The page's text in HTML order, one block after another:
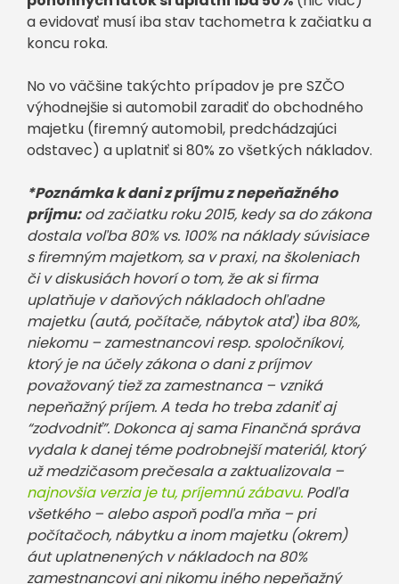
a evidovať musí iba stav tachometra k začiatku a
koncu roka.
No vo väčšine takýchto prípadov je pre SZČO
výhodnejšie si automobil zaradiť do obchodného
majetku (firemný automobil, predchádzajúci
odstavec) a uplatniť si 80% zo všetkých nákladov.
*Poznámka k dani z príjmu z nepeňažného
príjmu:od začiatku roku 2015, kedy sa do zákona
dostala voľba 80% vs. 100% na náklady súvisiace
s firemným majetkom, sa v praxi, na školeniach
či v diskusiách hovorí o tom, že ak si firma
uplatňuje v daňových nákladoch ohľadne
majetku (autá, počítače, nábytok atď) iba 80%,
niekomu – zamestnancovi resp. spoločníkovi,
ktorý je na účely zákona o dani z príjmov
považovaný tiež za zamestnanca – vzniká
nepeňažný príjem. A teda ho treba zdaniť aj
“zodvodniť”. Dokonca aj sama Finančná správa
vydala k danej téme podrobnejší materiál, ktorý
už medzičasom prečesala a zaktualizovala –
najnovšia verzia je tu, príjemnú zábavu. Podľa
všetkého – alebo aspoň podľa mňa – pri
počítačoch, nábytku a inom majetku (okrem)
áut uplatnenených v nákladoch na 80%
zamestnancovi ani nikomu iného nepeňažný